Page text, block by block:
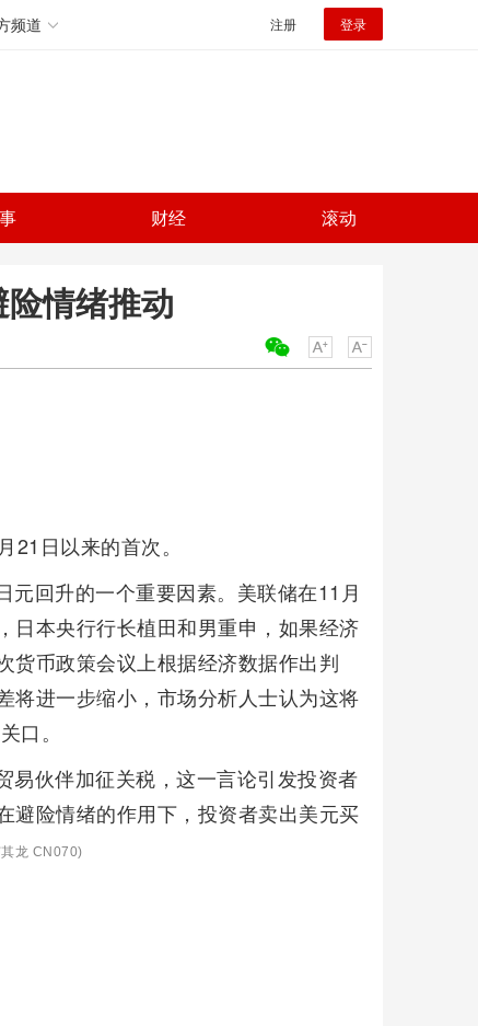
频道 注册 登录
财经 滚动
情绪推动
日以来的首次。
回升的一个重要因素。美联储在11月
日本央行行长植田和男重申，如果经济
货币政策会议上根据经济数据作出判
将进一步缩小，市场分析人士认为这将
口。
易伙伴加征关税，这一言论引发投资者
避险情绪的作用下，投资者卖出美元买
其龙 CN070)